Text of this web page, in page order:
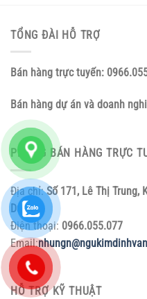
TỔNG ĐÀI HỖ TRỢ
Bán hàng trực tuyến:
Bán hàng dự án và doanh
PHÒNG BÁN HÀNG TRỰC
Địa chỉ:Số 171, Lê Thị Trung,
Dương.
Điện thoại: 0966.055.077
Email:
HỖ TRỢ KỸ THUẬT